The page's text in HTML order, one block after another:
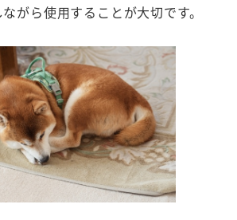
がら使用することが大切です。